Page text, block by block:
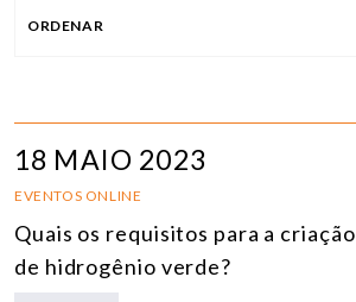
ORDENAR
18 MAIO 2023
EVENTOS ONLINE
Quais os requisitos para a
de hidrogênio verde?